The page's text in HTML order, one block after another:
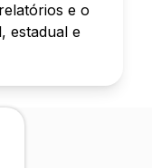
e o
estadual e